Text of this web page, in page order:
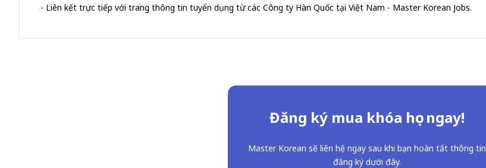
- Liên kết trực tiếp với trang thông tin tuyển dụng từ các Công ty Hàn Quốc tại Việt Nam - Master Korean Jobs.
Đăng ký mua khóa học ngay!
Master Korean sẽ liên hệ ngay sau khi bạn hoàn tất thông tin
đăng ký dưới đây.